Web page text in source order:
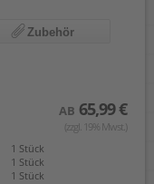
Zubehör
AB 65,99 €
(zzgl. 19% Mwst.)
1 Stück
1 Stück
1 Stück